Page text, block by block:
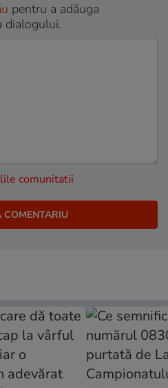
pentru a adăuga
dialogului.
comunitatii